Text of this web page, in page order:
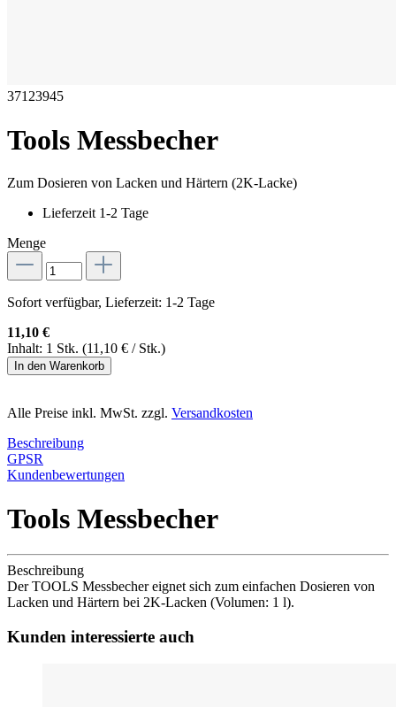
37123945
Tools Messbecher
Zum Dosieren von Lacken und Härtern (2K-Lacke)
Lieferzeit 1-2 Tage
Menge
Sofort verfügbar, Lieferzeit: 1-2 Tage
11,10 €
Inhalt: 1 Stk. (11,10 € / Stk.)
In den Warenkorb
Alle Preise inkl. MwSt. zzgl. Versandkosten
Beschreibung
GPSR
Kundenbewertungen
Tools Messbecher
Beschreibung
Der TOOLS Messbecher eignet sich zum einfachen Dosieren von
Lacken und Härtern bei 2K-Lacken (Volumen: 1 l).
Kunden interessierte auch